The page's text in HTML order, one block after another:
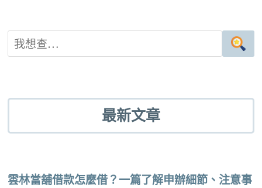
最新文章
雲林當舖借款怎麼借？一篇了解申辦細節、注意事